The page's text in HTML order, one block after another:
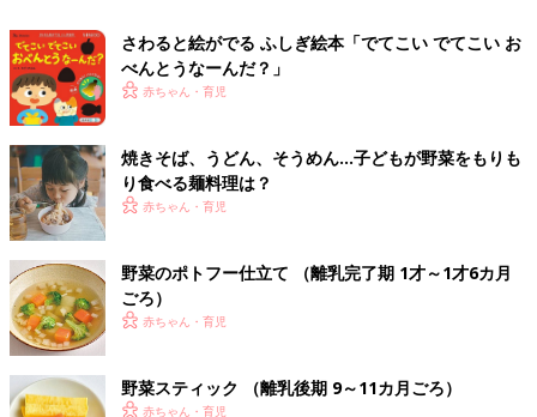
さわると絵がでる ふしぎ絵本「でてこい でてこい お
べんとうなーんだ？」
赤ちゃん・育児
焼きそば、うどん、そうめん…子どもが野菜をもりも
り食べる麺料理は？
赤ちゃん・育児
野菜のポトフー仕立て （離乳完了期 1才～1才6カ月
ごろ）
赤ちゃん・育児
野菜スティック （離乳後期 9～11カ月ごろ）
赤ちゃん・育児